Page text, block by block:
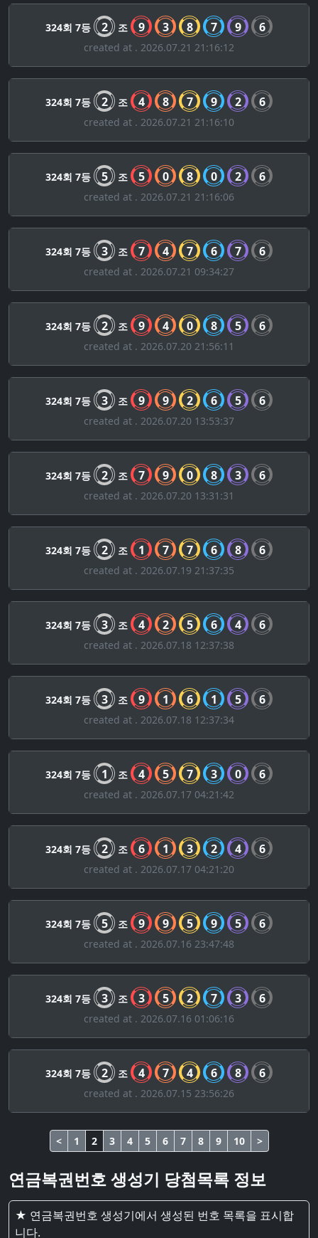
324회 7등 2 조 9 3 8 7 9 6
created at . 2026.07.21 21:16:12
324회 7등 2 조 4 8 7 9 2 6
created at . 2026.07.21 21:16:10
324회 7등 5 조 5 0 8 0 2 6
created at . 2026.07.21 21:16:06
324회 7등 3 조 7 4 7 6 7 6
created at . 2026.07.21 09:34:27
324회 7등 2 조 9 4 0 8 5 6
created at . 2026.07.20 21:56:11
324회 7등 3 조 9 9 2 6 5 6
created at . 2026.07.20 13:53:37
324회 7등 2 조 7 9 0 8 3 6
created at . 2026.07.20 13:31:31
324회 7등 2 조 1 7 7 6 8 6
created at . 2026.07.19 21:37:35
324회 7등 3 조 4 2 5 6 4 6
created at . 2026.07.18 12:37:38
324회 7등 3 조 9 1 6 1 5 6
created at . 2026.07.18 12:37:34
324회 7등 1 조 4 5 7 3 0 6
created at . 2026.07.17 04:21:42
324회 7등 2 조 6 1 3 2 4 6
created at . 2026.07.17 04:21:20
324회 7등 5 조 9 9 5 9 5 6
created at . 2026.07.16 23:47:48
324회 7등 3 조 3 5 2 7 3 6
created at . 2026.07.16 01:06:16
324회 7등 2 조 4 7 4 6 8 6
created at . 2026.07.15 23:56:26
< 1 2 3 4 5 6 7 8 9 10 >
연금복권번호 생성기 당첨목록 정보
★ 연금복권번호 생성기에서 생성된 번호 목록을 표시합
니다.